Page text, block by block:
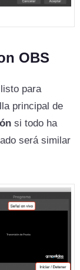
OBS
para
principal de
si todo ha
será similar